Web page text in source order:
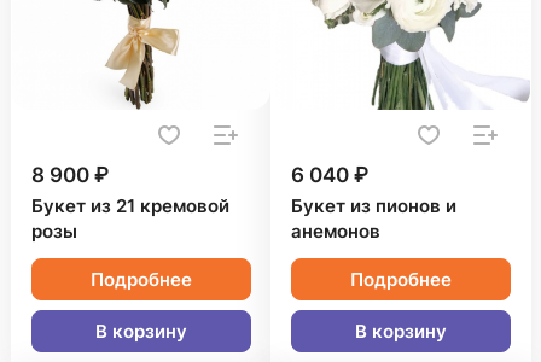
8 900 ₽
Букет из 21 кремовой
розы
Подробнее
В корзину
6 040 ₽
Букет из пионов и
анемонов
Подробнее
В корзину